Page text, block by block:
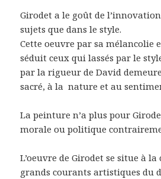
Girodet a le goût de
sujets que dans le style.
Cette oeuvre par sa mélancolie
séduit ceux qui lassés par le
par la rigueur de David
sacré, à la nature et au
La peinture n’a plus pour
morale ou politique
L’oeuvre de Girodet se situe à
grands courants artistiques du